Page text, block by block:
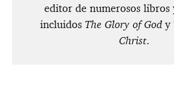
editor de numerosos libros
incluidos The Glory of Gody
Christ.